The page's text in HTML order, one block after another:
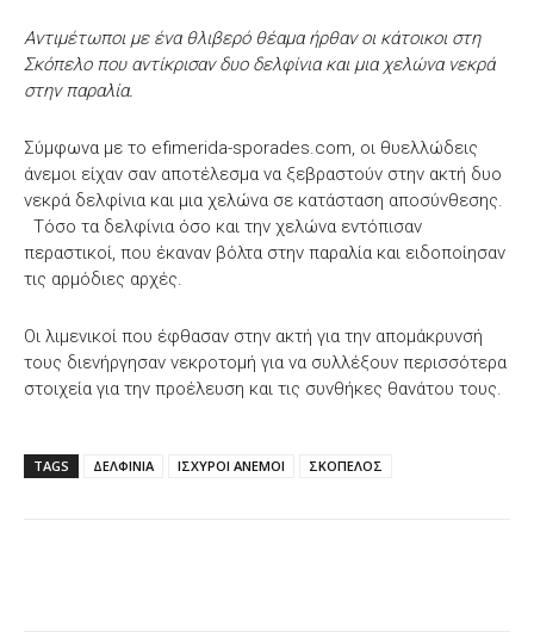
Αντιμέτωποι με ένα θλιβερό θέαμα ήρθαν οι κάτοικοι στη
Σκόπελο που αντίκρισαν δυο δελφίνια και μια χελώνα νεκρά
στην παραλία.
Σύμφωνα με το efimerida-sporades.com, οι θυελλώδεις
άνεμοι είχαν σαν αποτέλεσμα να ξεβραστούν στην ακτή δυο
νεκρά δελφίνια και μια χελώνα σε κατάσταση αποσύνθεσης.
Τόσο τα δελφίνια όσο και την χελώνα εντόπισαν
περαστικοί, που έκαναν βόλτα στην παραλία και ειδοποίησαν
τις αρμόδιες αρχές.
Οι λιμενικοί που έφθασαν στην ακτή για την απομάκρυνσή
τους διενήργησαν νεκροτομή για να συλλέξουν περισσότερα
στοιχεία για την προέλευση και τις συνθήκες θανάτου τους.
TAGS ΔΕΛΦΙΝΙΑ ΙΣΧΥΡΟΙ ΑΝΕΜΟΙ ΣΚΟΠΕΛΟΣ